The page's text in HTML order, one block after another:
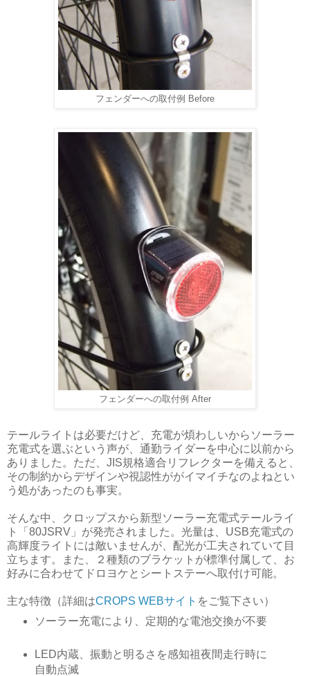
フェンダーへの取付例 Before
フェンダーへの取付例 After
テールライトは必要だけど、充電が煩わしいからソーラー
充電式を選ぶという声が、通勤ライダーを中心に以前から
ありました。ただ、JIS規格適合リフレクターを備えると、
その制約からデザインや視認性ががイマイチなのよねとい
う処があったのも事実。
そんな中、クロップスから新型ソーラー充電式テールライ
ト「80JSRV」が発売されました。光量は、USB充電式の
高輝度ライトには敵いませんが、配光が工夫されていて目
立ちます。また、２種類のブラケットが標準付属して、お
好みに合わせてドロヨケとシートステーへ取付け可能。
主な特徴（詳細はCROPS WEBサイト をご覧下さい）
ソーラー充電により、定期的な電池交換が不要
LED内蔵、振動と明るさを感知祖夜間走行時に
自動点滅